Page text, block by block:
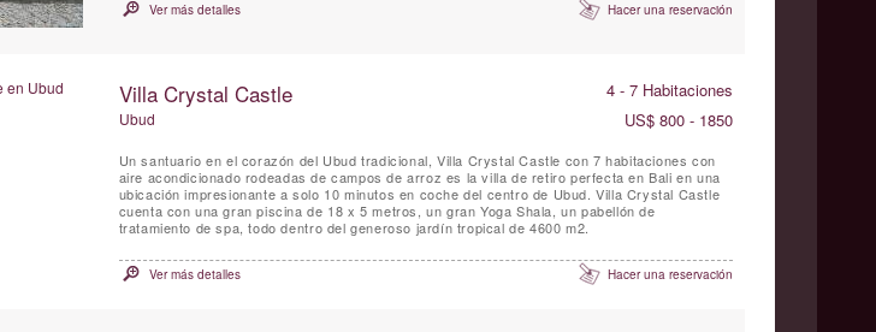
Ver más detalles Hacer una reservación
Villa Crystal Castle 4 - 7 Habitaciones
Ubud US$ 800 - 1850
Un santuario en el corazón del Ubud tradicional, Villa Crystal Castle con 7 habitaciones con
aire acondicionado rodeadas de campos de arroz es la villa de retiro perfecta en Bali en una
ubicación impresionante a solo 10 minutos en coche del centro de Ubud. Villa Crystal Castle
cuenta con una gran piscina de 18 x 5 metros, un gran Yoga Shala, un pabellón de
tratamiento de spa, todo dentro del generoso jardín tropical de 4600 m2.
Ver más detalles Hacer una reservación